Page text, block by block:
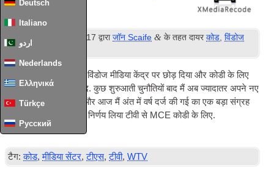
Deutsch
Italiano
اردو
Nederlands
Ελληνικά
Türkçe
Русский
की तैनाती दिसंबर 2017 द्वाराजॉन Scaife & के तहत दायरकोड,विंडोज
मीडिया केंद्र
कुछ महीने पहले मैं अंत में विंडोज मीडिया केंद्र पर छोड़ दिया और कोडी के लिए
मेरे घर मीडिया सेटअप बंद. कुछ शुरुआती चुनौतियों बाद मैं अब ज्यादातर अपने नए
सेटअप के साथ खुश हूँ, और आज मैं अंत में वर्ष दर्ज की गई का एक बड़ा संग्रह
की ओर पलायन करने का निर्णय लियाटीवीसे MCE कोडी के लिए.
… पढ़ें पूर्ण अनुच्छेद
टैग: कोड,मीडिया सेंटर,टीएस,टीवी,WTV